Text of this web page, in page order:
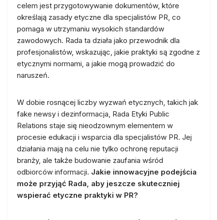
celem jest przygotowywanie dokumentów, które
określają zasady etyczne dla specjalistów PR, co
pomaga w utrzymaniu wysokich standardów
zawodowych. Rada ta działa jako przewodnik dla
profesjonalistów, wskazując, jakie praktyki są zgodne z
etycznymi normami, a jakie mogą prowadzić do
naruszeń.
W dobie rosnącej liczby wyzwań etycznych, takich jak
fake newsy i dezinformacja, Rada Etyki Public
Relations staje się nieodzownym elementem w
procesie edukacji i wsparcia dla specjalistów PR. Jej
działania mają na celu nie tylko ochronę reputacji
branży, ale także budowanie zaufania wśród
odbiorców informacji. Jakie innowacyjne podejścia
może przyjąć Rada, aby jeszcze skuteczniej
wspierać etyczne praktyki w PR?